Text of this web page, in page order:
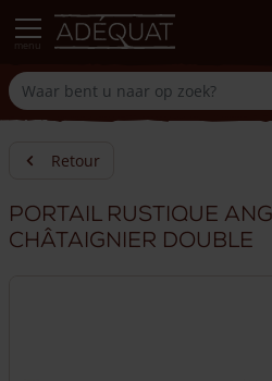
Retour
Portail rustique
châtaignier double